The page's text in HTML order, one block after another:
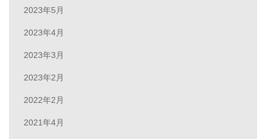
2023年5月
2023年4月
2023年3月
2023年2月
2022年2月
2021年4月